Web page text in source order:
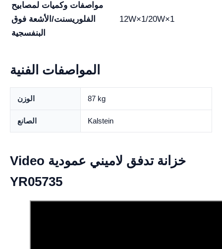
مواصفات وكميات لمصابيح
الفلوريسنت/الأشعة فوق
البنفسجية
12W×1/20W×1
المواصفات الفنية
الوزن 87 kg
الصانع Kalstein
Video خزانة تدفق لاميني عمودية
YR05735